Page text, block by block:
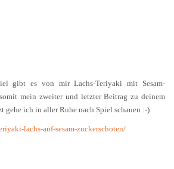
gibt es von mir Lachs-Teriyaki mit Sesam-
mein zweiter und letzter Beitrag zu deinem
ich in aller Ruhe nach Spiel schauen :-)
lachs-auf-sesam-zuckerschoten/